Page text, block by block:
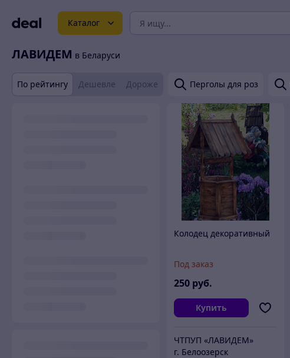
Каталог
ЛАВИДЕМ в Беларуси
По рейтингу Дешевле Дороже Перголы для роз
Колодец декоративный
Под заказ
250 руб.
Купить
ЧТПУП «ЛАВИДЕМ»
г. Белоозерск